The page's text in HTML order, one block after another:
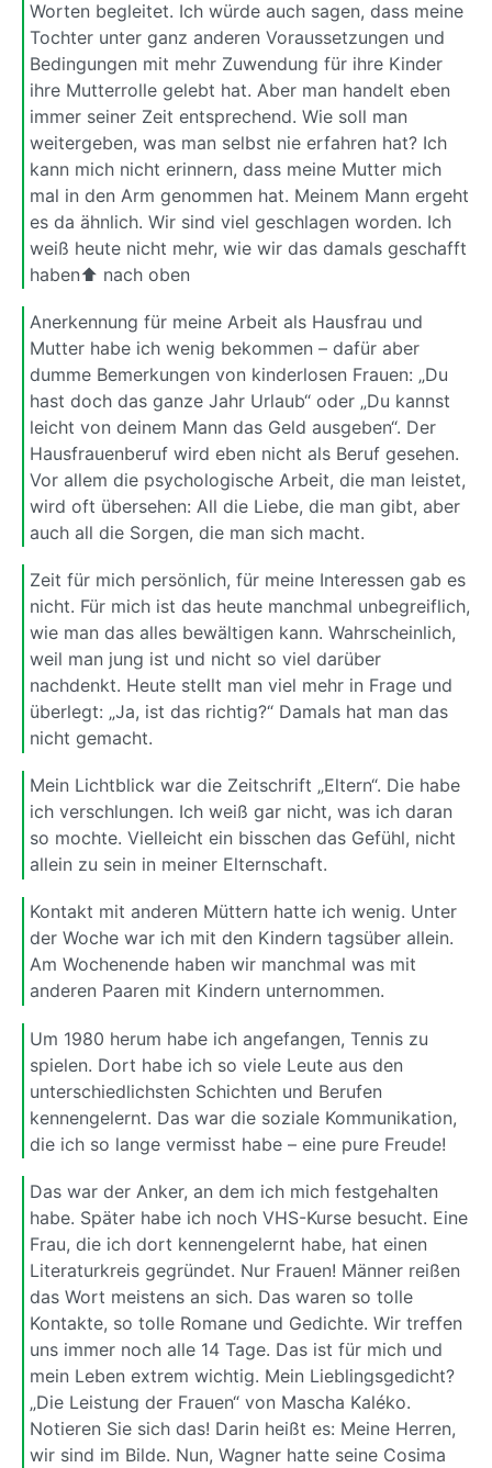
Worten begleitet. Ich würde auch sagen, dass meine
Tochter unter ganz anderen Voraussetzungen und
Bedingungen mit mehr Zuwendung für ihre Kinder
ihre Mutterrolle gelebt hat. Aber man handelt eben
immer seiner Zeit entsprechend. Wie soll man
weitergeben, was man selbst nie erfahren hat? Ich
kann mich nicht erinnern, dass meine Mutter mich
mal in den Arm genommen hat. Meinem Mann ergeht
es da ähnlich. Wir sind viel geschlagen worden. Ich
weiß heute nicht mehr, wie wir das damals geschafft
haben⬆ nach oben
Anerkennung für meine Arbeit als Hausfrau und
Mutter habe ich wenig bekommen – dafür aber
dumme Bemerkungen von kinderlosen Frauen: „Du
hast doch das ganze Jahr Urlaub“ oder „Du kannst
leicht von deinem Mann das Geld ausgeben“. Der
Hausfrauenberuf wird eben nicht als Beruf gesehen.
Vor allem die psychologische Arbeit, die man leistet,
wird oft übersehen: All die Liebe, die man gibt, aber
auch all die Sorgen, die man sich macht.
Zeit für mich persönlich, für meine Interessen gab es
nicht. Für mich ist das heute manchmal unbegreiflich,
wie man das alles bewältigen kann. Wahrscheinlich,
weil man jung ist und nicht so viel darüber
nachdenkt. Heute stellt man viel mehr in Frage und
überlegt: „Ja, ist das richtig?“ Damals hat man das
nicht gemacht.
Mein Lichtblick war die Zeitschrift „Eltern“. Die habe
ich verschlungen. Ich weiß gar nicht, was ich daran
so mochte. Vielleicht ein bisschen das Gefühl, nicht
allein zu sein in meiner Elternschaft.
Kontakt mit anderen Müttern hatte ich wenig. Unter
der Woche war ich mit den Kindern tagsüber allein.
Am Wochenende haben wir manchmal was mit
anderen Paaren mit Kindern unternommen.
Um 1980 herum habe ich angefangen, Tennis zu
spielen. Dort habe ich so viele Leute aus den
unterschiedlichsten Schichten und Berufen
kennengelernt. Das war die soziale Kommunikation,
die ich so lange vermisst habe – eine pure Freude!
Das war der Anker, an dem ich mich festgehalten
habe. Später habe ich noch VHS-Kurse besucht. Eine
Frau, die ich dort kennengelernt habe, hat einen
Literaturkreis gegründet. Nur Frauen! Männer reißen
das Wort meistens an sich. Das waren so tolle
Kontakte, so tolle Romane und Gedichte. Wir treffen
uns immer noch alle 14 Tage. Das ist für mich und
mein Leben extrem wichtig. Mein Lieblingsgedicht?
„Die Leistung der Frauen“ von Mascha Kaléko.
Notieren Sie sich das! Darin heißt es: Meine Herren,
wir sind im Bilde. Nun, Wagner hatte seine Cosima